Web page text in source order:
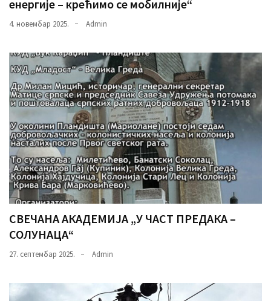
енергије – крећимо се мобилније“
4. новембар 2025. Admin
СВЕЧАНА АКАДЕМИЈА „У ЧАСТ ПРЕДАКА –
СОЛУНАЦА“
27. септембар 2025. Admin